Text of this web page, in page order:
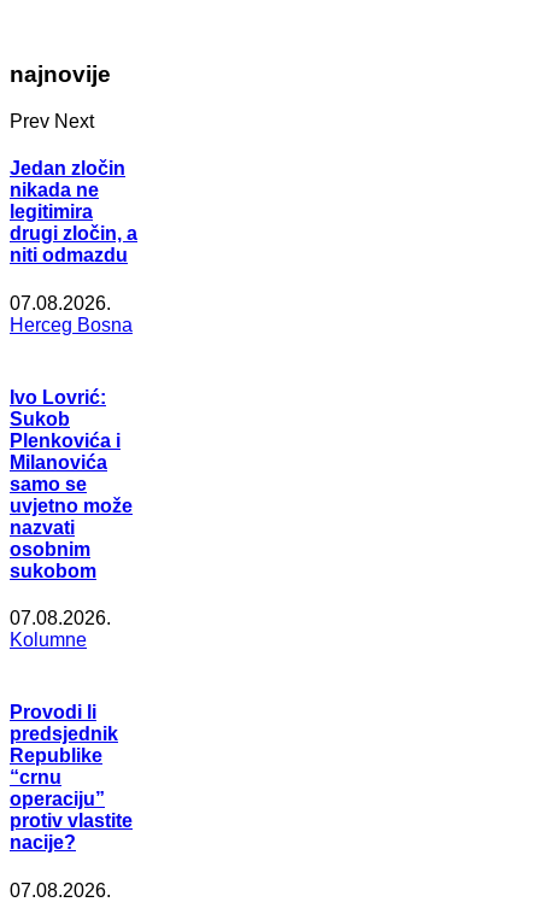
najnovije
Prev Next
Jedan zločin
nikada ne
legitimira
drugi zločin, a
niti odmazdu
07.08.2026.
Herceg Bosna
Ivo Lovrić:
Sukob
Plenkovića i
Milanovića
samo se
uvjetno može
nazvati
osobnim
sukobom
07.08.2026.
Kolumne
Provodi li
predsjednik
Republike
“crnu
operaciju”
protiv vlastite
nacije?
07.08.2026.